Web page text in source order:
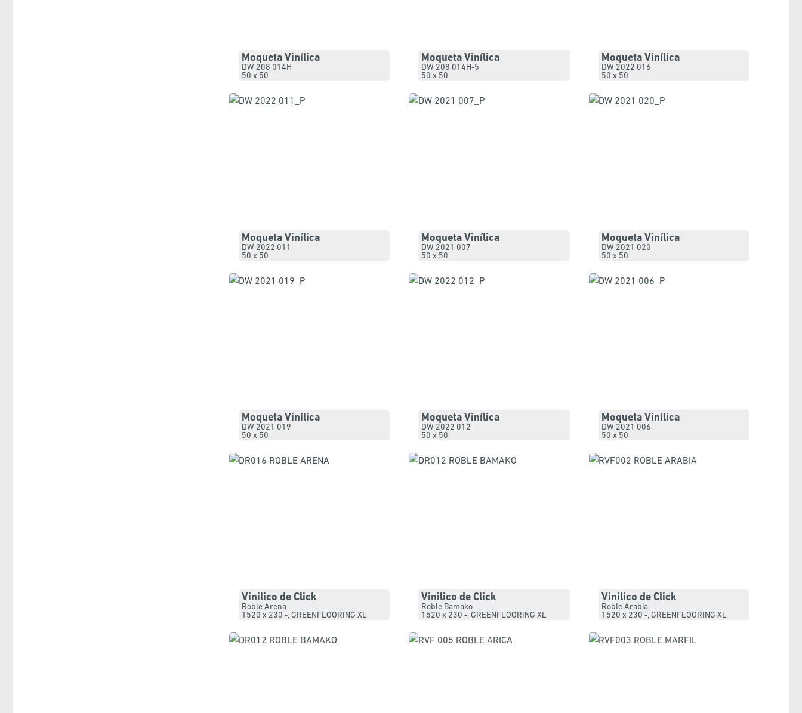
Moqueta Vinílica
DW 208 014H
50 x 50
Moqueta Vinílica
DW 208 014H-5
50 x 50
Moqueta Vinílica
DW 2022 016
50 x 50
Moqueta Vinílica
DW 2022 011
50 x 50
Moqueta Vinílica
DW 2021 007
50 x 50
Moqueta Vinílica
DW 2021 020
50 x 50
Moqueta Vinílica
DW 2021 019
50 x 50
Moqueta Vinílica
DW 2022 012
50 x 50
Moqueta Vinílica
DW 2021 006
50 x 50
Vinilico de Click
Roble Arena
1520 x 230 -, GREENFLOORING XL
Vinilico de Click
Roble Bamako
1520 x 230 -,GREENFLOORING XL
Vinilico de Click
Roble Arabia
1520 x 230 -, GREENFLOORING XL